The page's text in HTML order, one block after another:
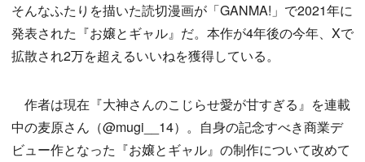
そんなふたりを描いた読切漫画が「GANMA!」で2021年に
発表された『お嬢とギャル』だ。本作が4年後の今年、Xで
拡散され2万を超えるいいねを獲得している。
作者は現在『大神さんのこじらせ愛が甘すぎる』を連載
中の麦原さん（@mugi__14）。自身の記念すべき商業デ
ビュー作となった『お嬢とギャル』の制作について改めて